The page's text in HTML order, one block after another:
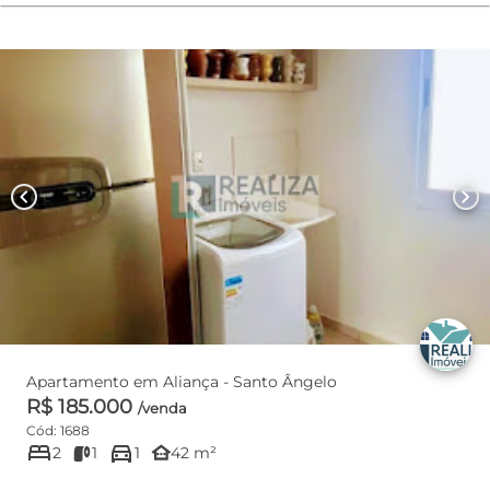
chevron_left chevron_right
Apartamento em Aliança - Santo Ângelo
R$ 185.000 /venda
Cód: 1688
bed2 1 directions_car1 other_houses42 m²